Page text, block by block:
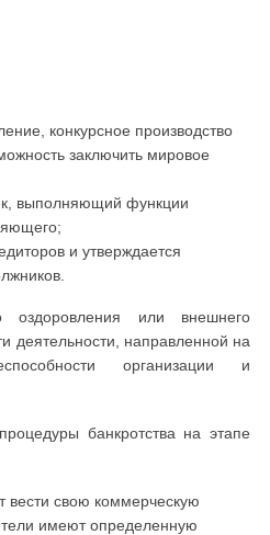
конкурсное производство
заключить мировое
выполняющий функции
и утверждается
оздоровления или внешнего
деятельности, направленной на
организации и
банкротства на этапе
вести свою коммерческую
имеют определенную